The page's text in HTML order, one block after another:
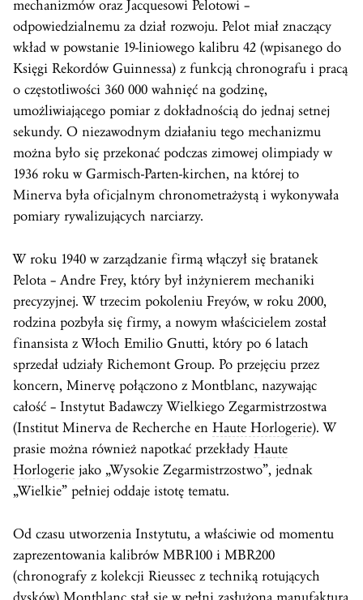
mechanizmów oraz Jacquesowi Pelotowi –
odpowiedzialnemu za dział rozwoju. Pelot miał znaczący
wkład w powstanie 19-liniowego kalibru 42 (wpisanego do
Księgi Rekordów Guinnessa) z funkcją chronografu i pracą
o częstotliwości 360 000 wahnięć na godzinę,
umożliwiającego pomiar z dokładnością do jednaj setnej
sekundy. O niezawodnym działaniu tego mechanizmu
można było się przekonać podczas zimowej olimpiady w
1936 roku w Garmisch-Parten-kirchen, na której to
Minerva była oficjalnym chronometrażystą i wykonywała
pomiary rywalizujących narciarzy.
W roku 1940 w zarządzanie firmą włączył się bratanek
Pelota – Andre Frey, który był inżynierem mechaniki
precyzyjnej. W trzecim pokoleniu Freyów, w roku 2000,
rodzina pozbyła się firmy, a nowym właścicielem został
finansista z Włoch Emilio Gnutti, który po 6 latach
sprzedał udziały Richemont Group. Po przejęciu przez
koncern, Minervę połączono z Montblanc, nazywając
całość – Instytut Badawczy Wielkiego Zegarmistrzostwa
(Institut Minerva de Recherche en Haute Horlogerie). W
prasie można również napotkać przekłady Haute
Horlogerie jako „Wysokie Zegarmistrzostwo”, jednak
„Wielkie” pełniej oddaje istotę tematu.
Od czasu utworzenia Instytutu, a właściwie od momentu
zaprezentowania kalibrów MBR100 i MBR200
(chronografy z kolekcji Rieussec z techniką rotujących